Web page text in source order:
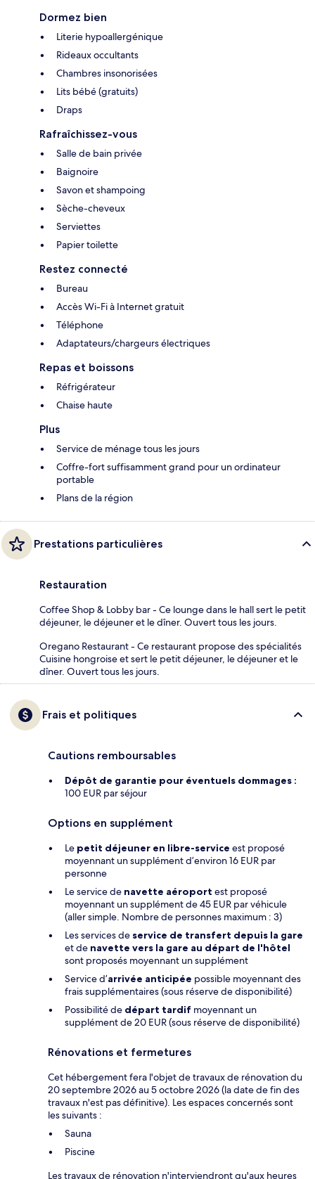
Dormez bien
Literie hypoallergénique
Rideaux occultants
Chambres insonorisées
Lits bébé (gratuits)
Draps
Rafraîchissez-vous
Salle de bain privée
Baignoire
Savon et shampoing
Sèche-cheveux
Serviettes
Papier toilette
Restez connecté
Bureau
Accès Wi-Fi à Internet gratuit
Téléphone
Adaptateurs/chargeurs électriques
Repas et boissons
Réfrigérateur
Chaise haute
Plus
Service de ménage tous les jours
Coffre-fort suffisamment grand pour un ordinateur
portable
Plans de la région
Prestations particulières
Restauration
Coffee Shop & Lobby bar - Ce lounge dans le hall sert le petit
déjeuner, le déjeuner et le dîner. Ouvert tous les jours.
Oregano Restaurant - Ce restaurant propose des spécialités
Cuisine hongroise et sert le petit déjeuner, le déjeuner et le
dîner. Ouvert tous les jours.
Frais et politiques
Cautions remboursables
Dépôt de garantie pour éventuels dommages :
100 EUR par séjour
Options en supplément
Le petit déjeuner en libre-service est proposé
moyennant un supplément d’environ 16 EUR par
personne
Le service de navette aéroport est proposé
moyennant un supplément de 45 EUR par véhicule
(aller simple. Nombre de personnes maximum : 3)
Les services de service de transfert depuis la gare
et de navette vers la gare au départ de l'hôtel
sont proposés moyennant un supplément
Service d’arrivée anticipée possible moyennant des
frais supplémentaires (sous réserve de disponibilité)
Possibilité de départ tardif moyennant un
supplément de 20 EUR (sous réserve de disponibilité)
Rénovations et fermetures
Cet hébergement fera l'objet de travaux de rénovation du
20 septembre 2026 au 5 octobre 2026 (la date de fin des
travaux n'est pas définitive). Les espaces concernés sont
les suivants :
Sauna
Piscine
Les travaux de rénovation n'interviendront qu'aux heures